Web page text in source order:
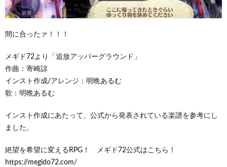
間に合ったァ！！！
メギド72より「追放アッパーグラウンド」
作曲：寄崎諒
インスト作成/アレンジ：明晩あるむ
歌：明晩あるむ
インスト作成にあたって、公式から発表されている楽譜を参考にし
ました。
絶望を希望に変えるRPG！ メギド72公式はこちら！
https://megido72.com/